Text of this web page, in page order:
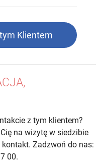
Klientem
z tym klientem?
na wizytę w siedzibie
Zadzwoń do nas:
00.